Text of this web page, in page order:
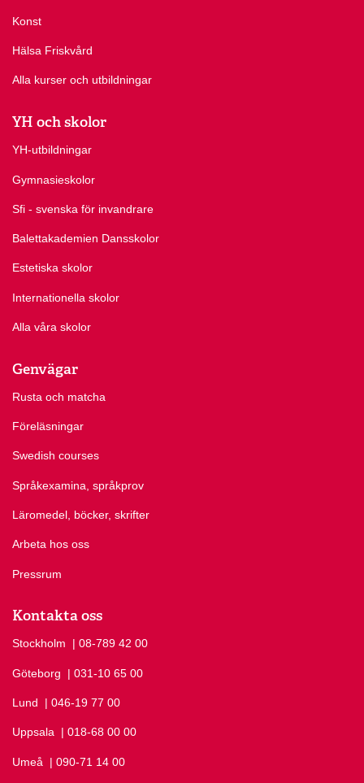
Konst
Hälsa Friskvård
Alla kurser och utbildningar
YH och skolor
YH-utbildningar
Gymnasieskolor
Sfi - svenska för invandrare
Balettakademien Dansskolor
Estetiska skolor
Internationella skolor
Alla våra skolor
Genvägar
Rusta och matcha
Föreläsningar
Swedish courses
Språkexamina, språkprov
Läromedel, böcker, skrifter
Arbeta hos oss
Pressrum
Kontakta oss
Stockholm Ring Stockholm på
| 08-789 42 00
Göteborg Ring Göteborg på
| 031-10 65 00
Lund Ring Lund på
| 046-19 77 00
Uppsala Ring Uppsala på
| 018-68 00 00
Umeå Ring Umeå på
| 090-71 14 00